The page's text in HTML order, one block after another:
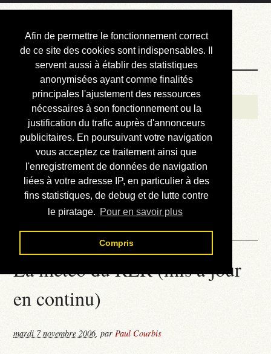
Afin de permettre le fonctionnement correct
de ce site des cookies sont indispensables. Il
servent aussi à établir des statistiques
anonymisées ayant comme finalités
principales l'ajustement des ressources
nécessaires à son fonctionnement ou la
justification du trafic auprès d'annonceurs
publicitaires. En poursuivant votre navigation
vous acceptez ce traitement ainsi que
l'enregistrement de données de navigation
liées à votre adresse IP, en particulier à des
fins statistiques, de debug et de lutte contre
le piratage. Pour en savoir plus
Compris
Courbis, « LE »
Blog Officiel
Bienvenue
Réalisations
Divers (et d’été)
Annonces
Liens externes
Téléchargement
Contact
La météo du RER (mis à jour
en continu)
mardi 7 novembre 2006,parPaul Courbis